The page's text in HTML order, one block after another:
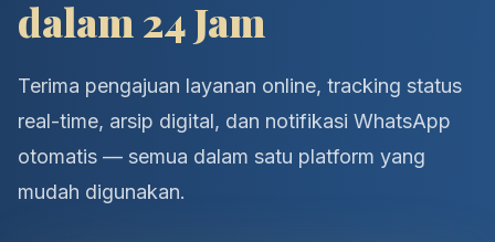
dalam 24 Jam
Terima pengajuan layanan online, tracking status
real-time, arsip digital, dan notifikasi WhatsApp
otomatis — semua dalam satu platform yang
mudah digunakan.